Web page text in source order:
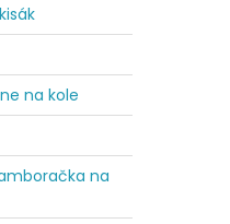
na kole
na